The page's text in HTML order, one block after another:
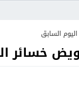
السابق
خسائر